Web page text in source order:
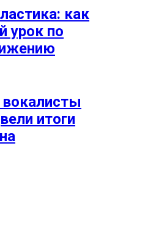
как
урок по
итоги